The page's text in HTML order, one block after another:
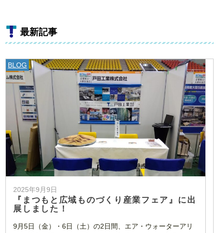
最新記事
BLOG
2025年9月9日
『まつもと広域ものづくり産業フェア』に出
展しました！
9月5日（金）・6日（土）の2日間、エア・ウォーターアリ